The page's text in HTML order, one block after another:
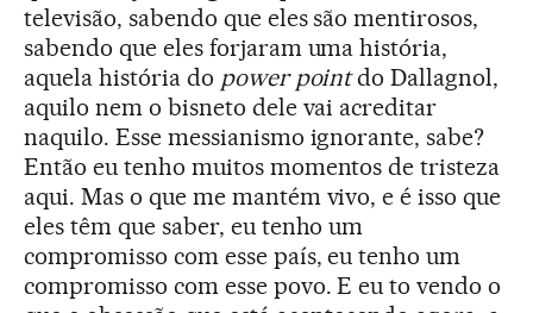
televisão, sabendo que eles são mentirosos,
sabendo que eles forjaram uma história,
aquela história do power pointdo Dallagnol,
aquilo nem o bisneto dele vai acreditar
naquilo. Esse messianismo ignorante, sabe?
Então eu tenho muitos momentos de tristeza
aqui. Mas o que me mantém vivo, e é isso que
eles têm que saber, eu tenho um
compromisso com esse país, eu tenho um
compromisso com esse povo. E eu to vendo o